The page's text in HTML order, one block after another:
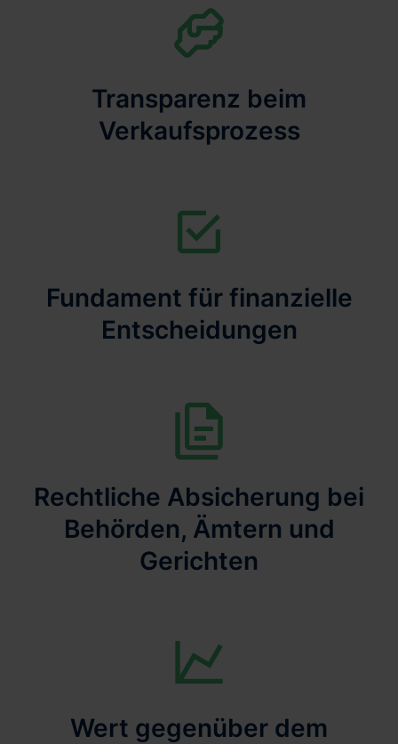
Transparenz beim
Verkaufsprozess
Fundament für finanzielle
Entscheidungen
Rechtliche Absicherung bei
Behörden, Ämtern und
Gerichten
Wert gegenüber dem